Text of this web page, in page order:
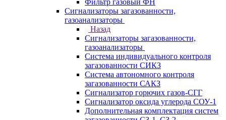
Фильтр газовый ФН
Сигнализаторы загазованности,
газоанализаторы
Назад
Сигнализаторы загазованности,
газоанализаторы
Система индивидуального контроля
загазованности СИКЗ
Система автономного контроля
загазованности САКЗ
Сигнализатор горючих газов-СГГ
Сигнализатор оксида углерода СОУ-1
Дополнительная комплектация систем